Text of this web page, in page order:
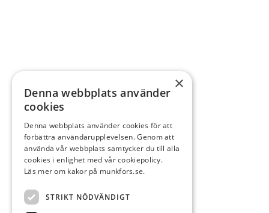
×
Denna webbplats använder
cookies
Denna webbplats använder cookies för att
förbättra användarupplevelsen. Genom att
använda vår webbplats samtycker du till alla
cookies i enlighet med vår cookiepolicy.
Läs mer om kakor på munkfors.se.
STRIKT NÖDVÄNDIGT